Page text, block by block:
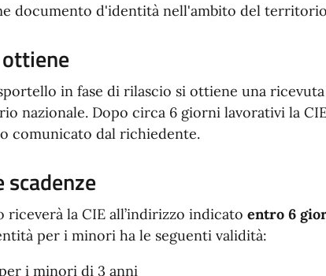
documento d'identità nell'ambito del
in fase di rilascio si ottiene una
nazionale. Dopo circa 6 giorni lavorativi la
comunicato dal richiedente.
scadenze
riceverà la CIE all’indirizzo indicato entro 6
per i minori ha le seguenti validità:
i minori di 3 anni